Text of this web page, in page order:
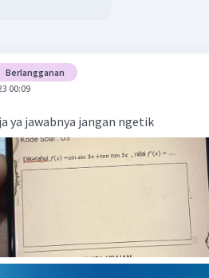
Berlangganan
00:09
ya jawabnya jangan ngetik